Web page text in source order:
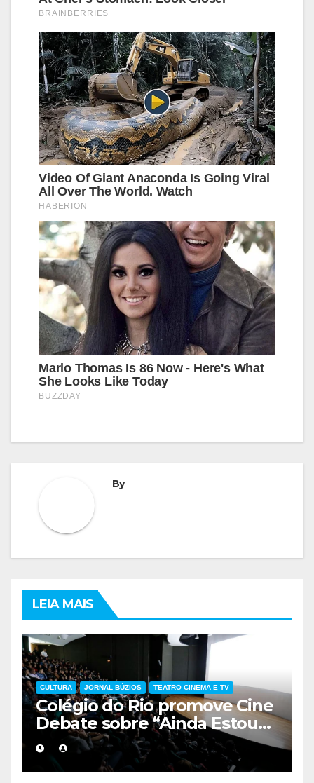
By
LEIA MAIS
CULTURA JORNAL BÚZIOS TEATRO CINEMA E TV
Colégio do Rio promove Cine
Debate sobre “Ainda Estou
Aqui”, obra cobrada no
vestibular da UERJ